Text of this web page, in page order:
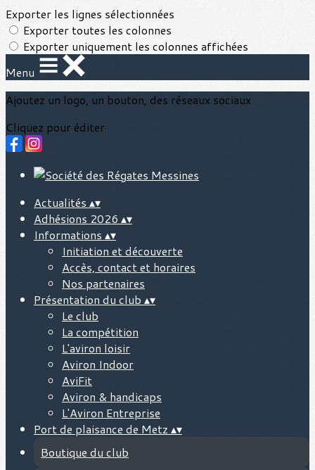
Exporter les lignes sélectionnées
Exporter toutes les colonnes
Exporter uniquement les colonnes affichées
Menu
Ajoutez un logo, un bouton, des réseaux sociaux
Cliquez pour éditer
Actualités ▴▾
Adhésions 2026 ▴▾
Informations ▴▾
Initiation et découverte
Accès, contact et horaires
Nos partenaires
Présentation du club ▴▾
Le club
La compétition
L'aviron loisir
Aviron Indoor
AviFit
Aviron & handicaps
L'Aviron Entreprise
Port de plaisance de Metz ▴▾
Boutique du club